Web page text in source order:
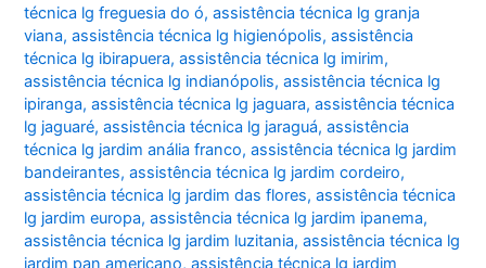
técnica lg freguesia do ó,assistência técnica lg granja
viana,assistência técnica lg higienópolis,assistência
técnica lg ibirapuera,assistência técnica lg imirim,
assistência técnica lg indianópolis,assistência técnica lg
ipiranga,assistência técnica lg jaguara,assistência técnica
lg jaguaré,assistência técnica lg jaraguá,assistência
técnica lg jardim anália franco,assistência técnica lg jardim
bandeirantes,assistência técnica lg jardim cordeiro,
assistência técnica lg jardim das flores,assistência técnica
lg jardim europa,assistência técnica lg jardim ipanema,
assistência técnica lg jardim luzitania,assistência técnica lg
jardim pan americano,assistência técnica lg jardim